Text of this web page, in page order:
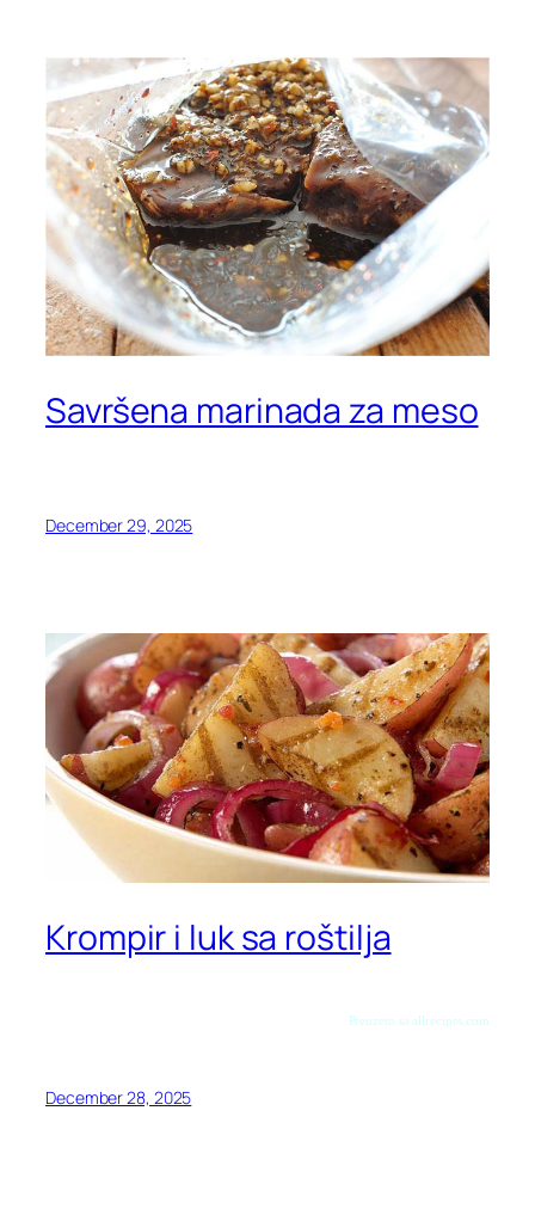
Savršena marinada za meso
December 29, 2025
Krompir i luk sa roštilja
Preuzeto sa allrecipes.com
December 28, 2025